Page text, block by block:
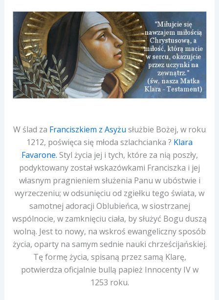
W ślad za Franciszkiem z Asyżu służbie Bożej, w roku
1212, poświęca się młoda szlachcianka ? Klara
Favarone. Styl życia jej i tych, które za nią poszły,
podyktowany został wskazówkami Franciszka i jej
własnym pragnieniem służenia Panu w ubóstwie i
wyrzeczeniu; w odsunięciu od zgiełku tego świata, w
samotnej adoracji Oblubieńca, w siostrzanej
wspólnocie, w zamknięciu ciała, by służyć Bogu duszą
wolną. Jest to nowy, na wskroś ewangeliczny sposób
życia, oparty na samym sednie nauki chrześcijańskiej.
Tę formę życia, spisaną przez samą Klarę,
potwierdza oficjalnie bullą papież Innocenty IV w
1253 roku.